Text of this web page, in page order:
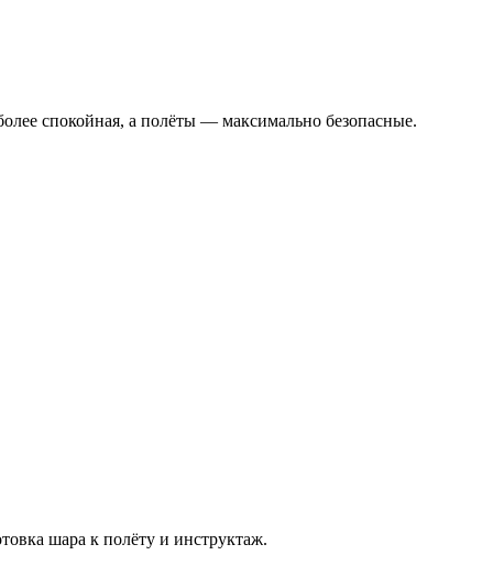
спокойная, а полёты — максимально безопасные.
шара к полёту и инструктаж.